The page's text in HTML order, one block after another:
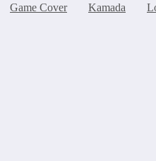
Game Cover Kamada